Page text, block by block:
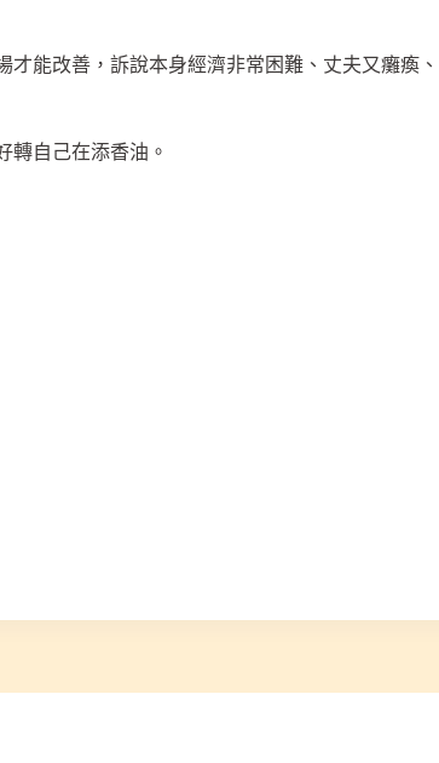
能改善，訴說本身經濟非常困難、丈夫又癱瘓、
轉自己在添香油。